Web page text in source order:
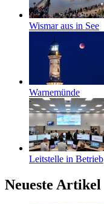
Wismar aus in See
Warnemünde
Leitstelle in Betrieb
Neueste Artikel